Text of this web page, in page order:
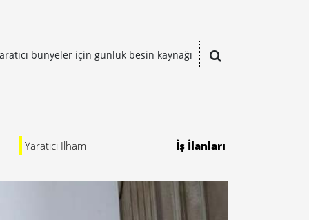
bünyeler için günlük besin kaynağı
Yaratıcı İlham İş İlanları